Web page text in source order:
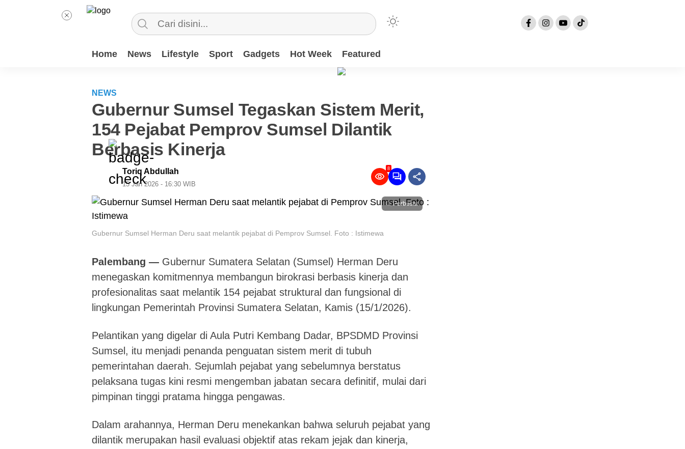
Home News Lifestyle Sport Gadgets Hot Week Featured
NEWS
Gubernur Sumsel Tegaskan Sistem Merit,
154 Pejabat Pemprov Sumsel Dilantik
Berbasis Kinerja
Toriq Abdullah
15 Jan 2026 - 16:30 WIB
8
Perbesar
Gubernur Sumsel Herman Deru saat melantik pejabat di Pemprov Sumsel. Foto : Istimewa
Palembang — Gubernur Sumatera Selatan (Sumsel) Herman Deru
menegaskan komitmennya membangun birokrasi berbasis kinerja dan
profesionalitas saat melantik 154 pejabat struktural dan fungsional di
lingkungan Pemerintah Provinsi Sumatera Selatan, Kamis (15/1/2026).
Pelantikan yang digelar di Aula Putri Kembang Dadar, BPSDMD Provinsi
Sumsel, itu menjadi penanda penguatan sistem merit di tubuh
pemerintahan daerah. Sejumlah pejabat yang sebelumnya berstatus
pelaksana tugas kini resmi mengemban jabatan secara definitif, mulai dari
pimpinan tinggi pratama hingga pengawas.
Dalam arahannya, Herman Deru menekankan bahwa seluruh pejabat yang
dilantik merupakan hasil evaluasi objektif atas rekam jejak dan kinerja,